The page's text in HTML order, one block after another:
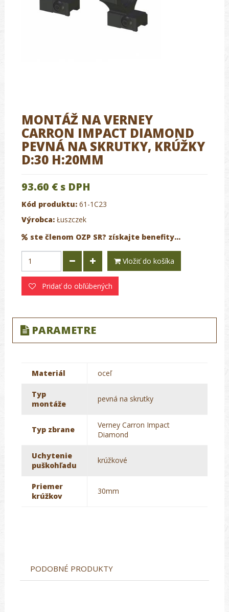
MONTÁŽ NA VERNEY
CARRON IMPACT DIAMOND
PEVNÁ NA SKRUTKY, KRÚŽKY
D:30 H:20MM
93.60 € s DPH
Kód produktu: 61-1C23
Výrobca: Łuszczek
ste členom OZP SR? získajte benefity...
Vložiť do košíka
Pridať do obľúbených
PARAMETRE
Materiál oceľ
Typ
montáže
pevná na skrutky
Typ zbrane
Verney Carron Impact
Diamond
Uchytenie
puškohľadu
krúžkové
Priemer
krúžkov
30mm
PODOBNÉ PRODUKTY